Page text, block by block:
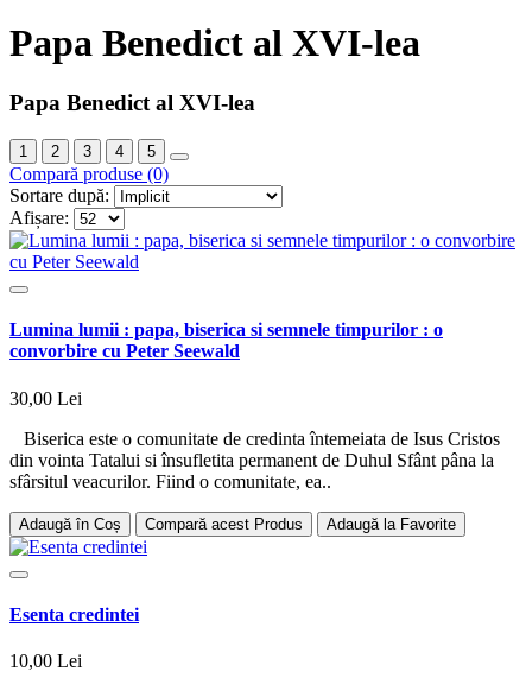
Papa Benedict al XVI-lea
Papa Benedict al XVI-lea
1 2 3 4 5
Compară produse (0)
Sortare după:
Afișare:
Lumina lumii : papa, biserica si semnele timpurilor : o
convorbire cu Peter Seewald
30,00 Lei
Biserica este o comunitate de credinta întemeiata de Isus Cristos
din vointa Tatalui si însufletita permanent de Duhul Sfânt pâna la
sfârsitul veacurilor. Fiind o comunitate, ea..
Adaugă în Coș Compară acest Produs Adaugă la Favorite
Esenta credintei
10,00 Lei